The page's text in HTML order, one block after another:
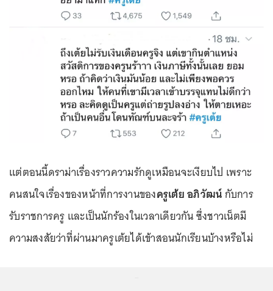
แต่ตอนนี้ดราม่าเรื่องราวความรักดูเหมือนจะเงียบไป เพราะ
คนสนใจเรื่องของหน้าที่การงานของครูเต้ย อภิวัฒน์กับการ
รับราชการครู และเป็นนักร้องในเวลาเดียวกัน ซึ่งชาวเน็ตมี
ความสงสัยว่าที่ผ่านมาครูเต้ยได้เข้าสอนนักเรียนบ้างหรือไม่